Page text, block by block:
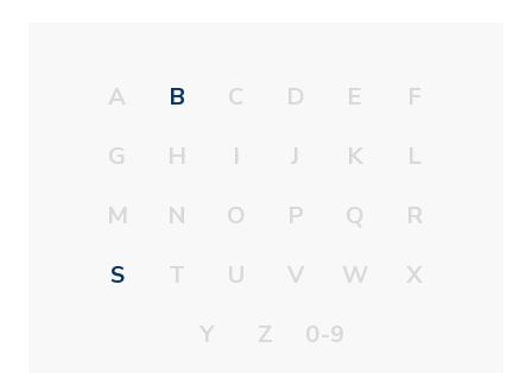
A B C D E
F
G
H I J K
L
M
N O P Q
R
S
T U V W
X
Y
Z 0-9